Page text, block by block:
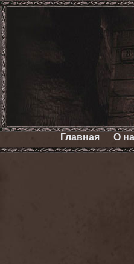
Главная О